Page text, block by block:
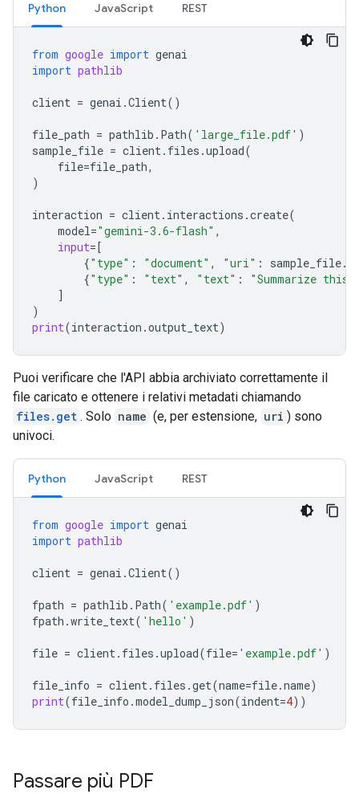
Python JavaScript REST
from google import genai
import pathlib
client = genai .Client()
file_path = pathlib . Path( 'large_file.pdf' )
sample_file = client. files .upload(
file=file_path,
)
interaction = client. interactions .create(
model="gemini-3.6-flash" ,
input=[
{"type" : "document" , "uri" : sample_file.
{"type" : "text" , "text" :
"Summarize this
]
)
print(interaction .output_text)
Puoi verificare che l'API abbia archiviato correttamente il
file caricato e ottenere i relativi metadati chiamando
files.get . Solo name (e, per estensione, uri ) sono
univoci.
Python JavaScript REST
from google import genai
import pathlib
client = genai .Client()
fpath = pathlib . Path( 'example.pdf' )
fpath .write_text( 'hello' )
file = client. files .upload(file= 'example.pdf' )
file_info = client. files .get(name=file.name)
print(file_info .model_dump_json(indent=4))
Passare più PDF